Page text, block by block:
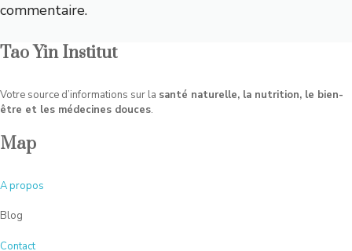
commentaire.
Tao Yin Institut
Votre source d’informations sur la santé naturelle, la nutrition, le bien-
être et les médecines douces.
Map
Apropos
Blog
Contact